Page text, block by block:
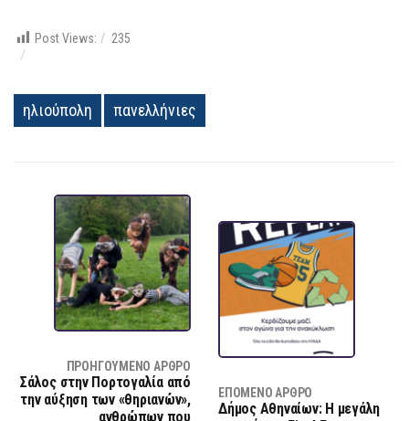
Post Views: 235
ηλιούπολη πανελλήνιες
ΠΡΟΗΓΟΎΜΕΝΟ ΆΡΘΡΟ
Σάλος στην Πορτογαλία από
την αύξηση των «θηριανών»,
ανθρώπων που
ΕΠΌΜΕΝΟ ΆΡΘΡΟ
Δήμος Αθηναίων: Η μεγάλη